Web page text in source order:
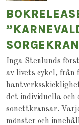
Inga Stenlunds
av livets cykel, från
det individuella och
sonettkransar.
mönster och